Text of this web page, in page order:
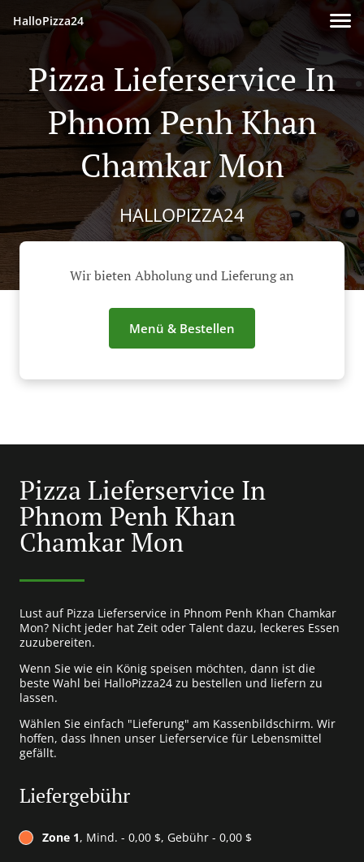
HalloPizza24
Pizza Lieferservice In
Phnom Penh Khan
Chamkar Mon
HALLOPIZZA24
Wir bieten Abholung und Lieferung an
Menü & Bestellen
Pizza Lieferservice In
Phnom Penh Khan
Chamkar Mon
Lust auf Pizza Lieferservice in Phnom Penh Khan Chamkar
Mon? Nicht jeder hat Zeit oder Talent dazu, leckeres Essen
zuzubereiten.
Wenn Sie wie ein König speisen möchten, dann ist die
beste Wahl bei HalloPizza24 zu bestellen und liefern zu
lassen.
Wählen Sie einfach "Lieferung" am Kassenbildschirm. Wir
hoffen, dass Ihnen unser Lieferservice für Lebensmittel
gefällt.
Liefergebühr
Zone 1, Mind. - 0,00 $, Gebühr - 0,00 $